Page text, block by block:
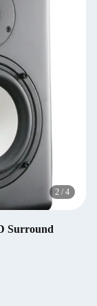
2 / 4
Surround